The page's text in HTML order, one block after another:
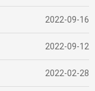
2022-09-16
2022-09-12
2022-02-28